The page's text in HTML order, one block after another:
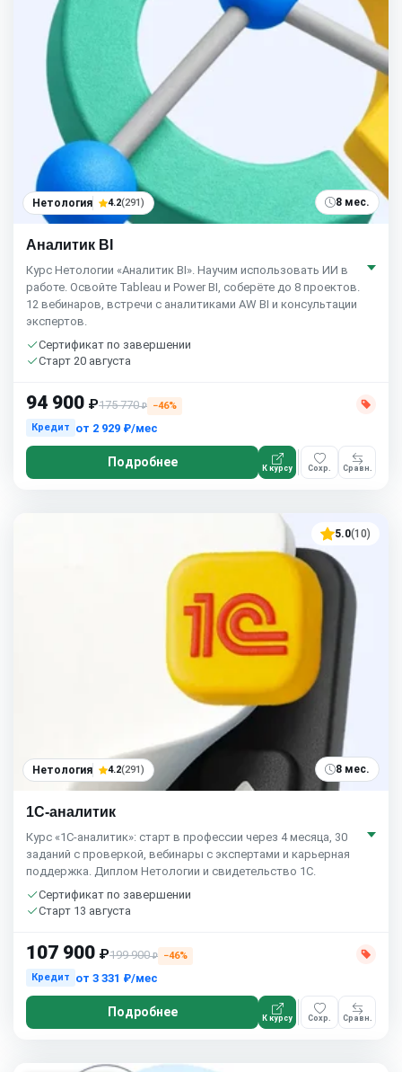
Нетология 4.2(291) 8 мес.
Аналитик BI
Курс Нетологии «Аналитик BI». Научим использовать ИИ в
работе. Освойте Tableau и Power BI, соберёте до 8 проектов.
12 вебинаров, встречи с аналитиками AW BI и консультации
экспертов.
Сертификат по завершении
Старт 20 августа
94 900 ₽175 770₽
−46%
Кредит
от 2 929 ₽/мес
Подробнее К курсу Сохр. Сравн.
5.0(10)
Нетология 4.2(291) 8 мес.
1С-аналитик
Курс «1С-аналитик»: старт в профессии через 4 месяца, 30
заданий с проверкой, вебинары с экспертами и карьерная
поддержка. Диплом Нетологии и свидетельство 1С.
Сертификат по завершении
Старт 13 августа
107 900 ₽199 900₽
−46%
Кредит
от 3 331 ₽/мес
Подробнее К курсу Сохр. Сравн.